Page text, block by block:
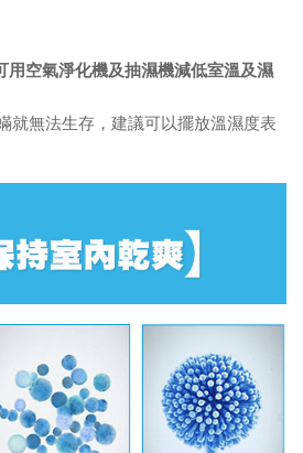
用空氣淨化機及抽濕機減低室溫及濕
就無法生存，建議可以擺放溫濕度表